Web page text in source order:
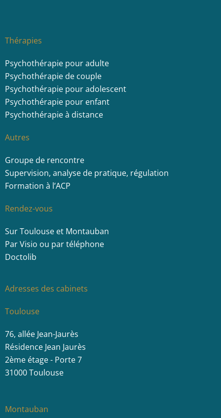
Thérapies
Psychothérapie pour adulte
Psychothérapie de couple
Psychothérapie pour adolescent
Psychothérapie pour enfant
Psychothérapie à distance
Autres
Groupe de rencontre
Supervision, analyse de pratique, régulation
Formation à l’ACP
Rendez-vous
Sur Toulouse et Montauban
Par Visio ou par téléphone
Doctolib
Adresses des cabinets
Toulouse
76, allée Jean-Jaurès
Résidence Jean Jaurès
2ème étage - Porte 7
31000 Toulouse
Montauban